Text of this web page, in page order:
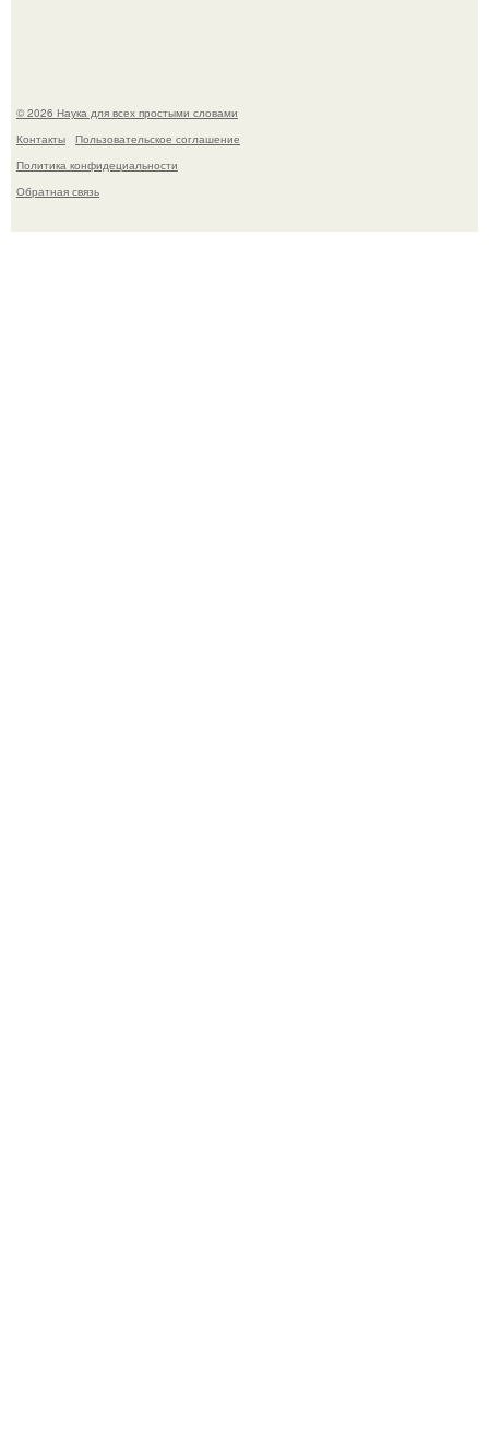
© 2026 Наука для всех простыми словами
Контакты
Пользовательское соглашение
Политика конфидециальности
Обратная связь